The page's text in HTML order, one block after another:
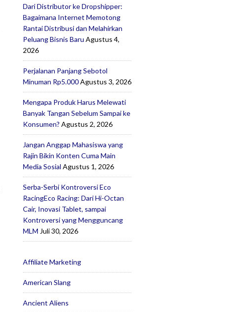
Dari Distributor ke Dropshipper:
Bagaimana Internet Memotong
Rantai Distribusi dan Melahirkan
Peluang Bisnis Baru Agustus 4,
2026
Perjalanan Panjang Sebotol
Minuman Rp5.000 Agustus 3, 2026
Mengapa Produk Harus Melewati
Banyak Tangan Sebelum Sampai ke
Konsumen? Agustus 2, 2026
Jangan Anggap Mahasiswa yang
Rajin Bikin Konten Cuma Main
Media Sosial Agustus 1, 2026
Serba-Serbi Kontroversi Eco
RacingEco Racing: Dari Hi-Octan
Cair, Inovasi Tablet, sampai
Kontroversi yang Mengguncang
MLM Juli 30, 2026
Affiliate Marketing
American Slang
Ancient Aliens